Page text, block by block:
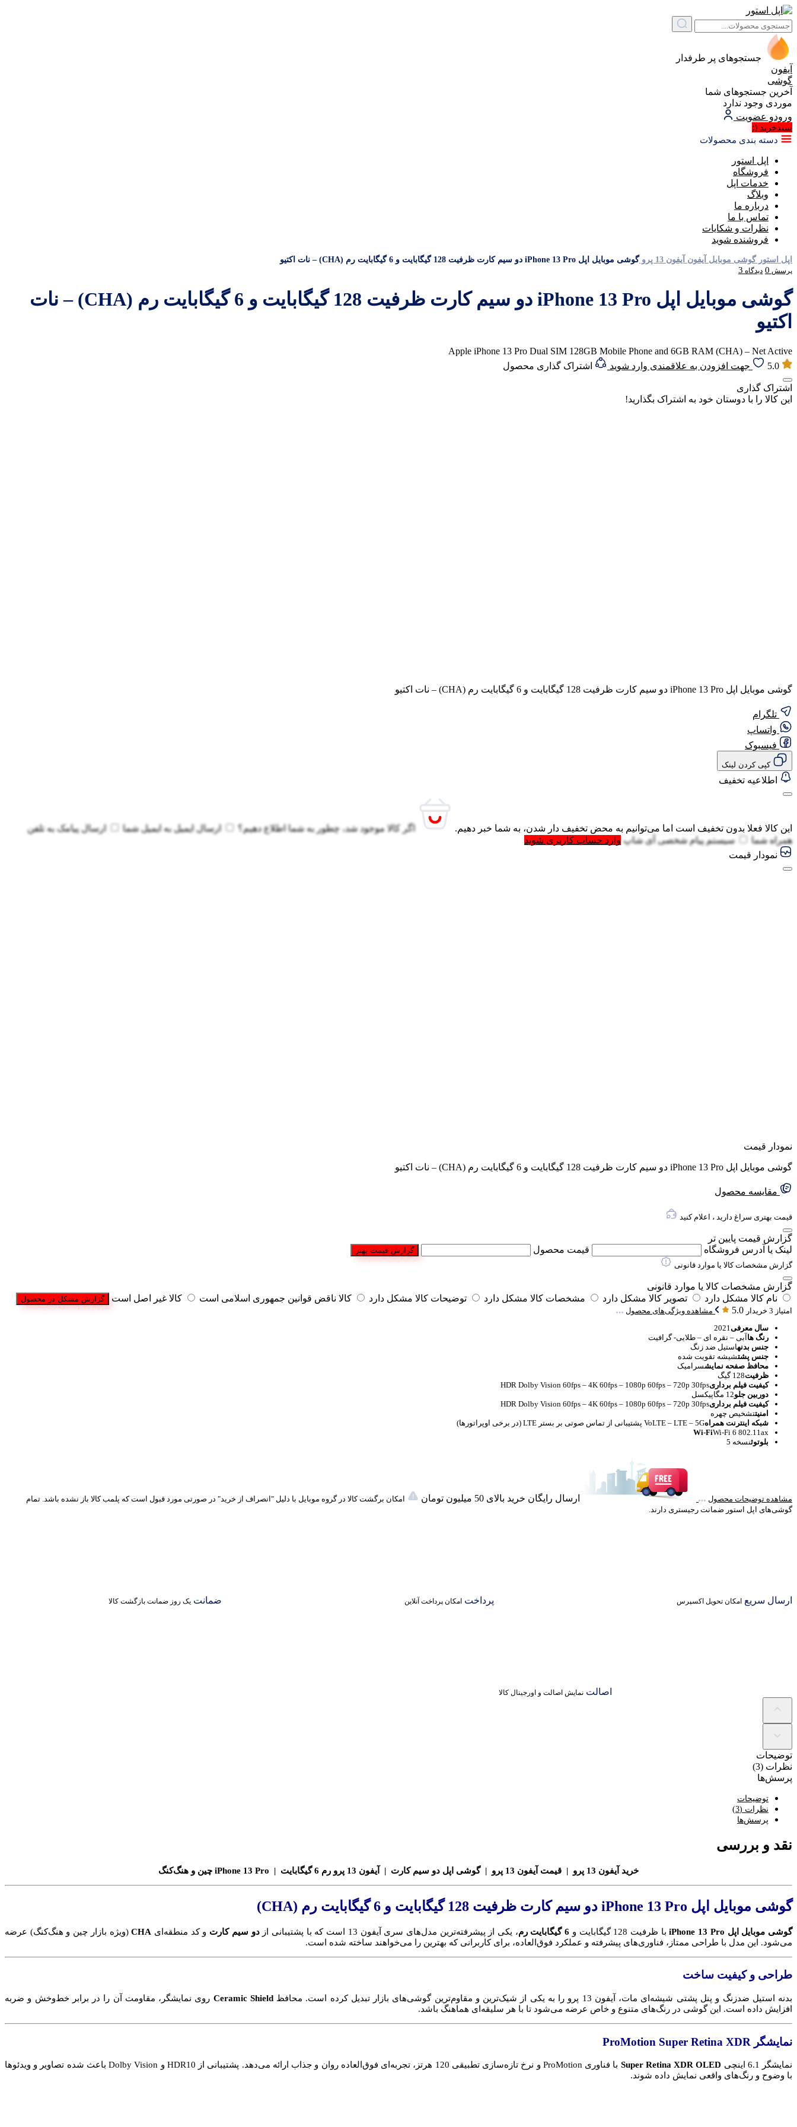
جستجوهای پر طرفدار
آیفون
گوشی
آخرین جستجوهای شما
موردی وجود ندارد
ورودو عضویت
سبد‌خرید (:
دسته بندی محصولات
اپل استور
فروشگاه
خدمات اپل
وبلاگ
درباره ما
تماس با ما
نظرات و شکایات
فروشنده شوید
اپل استور گوشی موبایل آیفون آیفون 13 پرو گوشی موبایل اپل iPhone 13 Pro دو سیم‌ کارت ظرفیت 128 گیگابایت و 6 گیگابایت رم (CHA) – نات اکتیو
پرسش 0 دیدگاه 3
گوشی موبایل اپل iPhone 13 Pro دو سیم‌ کارت ظرفیت 128 گیگابایت و 6 گیگابایت رم (CHA) – نات
اکتیو
Apple iPhone 13 Pro Dual SIM 128GB Mobile Phone and 6GB RAM (CHA) – Net Active
5.0
جهت افزودن به علاقمندی وارد شوید اشتراک گذاری محصول
اشتراک گذاری
این کالا را با دوستان خود به اشتراک بگذارید!
گوشی موبایل اپل iPhone 13 Pro دو سیم‌ کارت ظرفیت 128 گیگابایت و 6 گیگابایت رم (CHA) – نات اکتیو
تلگرام
واتساپ
فیسبوک
کپی کردن لینک
اطلاعیه تخفیف
این کالا فعلا بدون تخفیف است اما می‌توانیم به محض تخفیف دار شدن، به شما خبر دهیم. اگر کالا موجود شد، چطور به شما اطلاع دهیم؟ ارسال ایمیل به ایمیل شما ارسال پیامک به تلفن
همراه شما
سیستم پیام شخصی آی شاپ وارد حساب کاربری شوید
نمودار قیمت
نمودار قیمت
گوشی موبایل اپل iPhone 13 Pro دو سیم‌ کارت ظرفیت 128 گیگابایت و 6 گیگابایت رم (CHA) – نات اکتیو
مقایسه محصول
قیمت بهتری سراغ دارید ، اعلام کنید
گزارش قیمت پایین تر
لینک یا آدرس فروشگاه
قیمت محصول
گزارش قیمت بهتر
گزارش مشخصات کالا یا موارد قانونی
گزارش مشخصات کالا یا موارد قانونی
نام کالا مشکل دارد
تصویر کالا مشکل دارد مشخصات کالا مشکل دارد توضیحات کالا مشکل دارد کالا ناقض قوانین جمهوری اسلامی است کالا غیر اصل است
گزارش مشکل در محصول
امتیاز 3 خریدار
5.0
مشاهده ویژگی‌های محصول
سال معرفی 2021
رنگ‌ ها آبی – نقره ای – طلایی- گرافیت
جنس بدنهاستیل ضد زنگ
جنس پشتشیشه تقویت شده
محافظ صفحه نمایشسرامیک
ظرفیت128 گیگ
کیفیت فیلم برداریHDR Dolby Vision 60fps – 4K 60fps – 1080p 60fps – 720p 30fps
دوربین جلو12 مگاپیکسل
کیفیت فیلم برداریHDR Dolby Vision 60fps – 4K 60fps – 1080p 60fps – 720p 30fps
امنیتتشخیص چهره
شبکه اینترنت همراهVoLTE – LTE – 5G پشتیبانی از تماس صوتی بر بستر LTE (در برخی اوپراتورها)
Wi-FiWi‑Fi 6 802.11ax
بلوتوثنسخه 5
مشاهده توضیحات محصول ارسال رایگان خرید بالای 50 میلیون تومان
امکان برگشت کالا در گروه موبایل با دلیل "انصراف از خرید" در صورتی مورد قبول است که پلمب کالا باز نشده باشد. تمام
گوشی‌های اپل استور ضمانت رجیستری دارند.
ارسال سریع امکان تحویل اکسپرس پرداخت امکان پرداخت آنلاین ضمانت یک روز ضمانت بازگشت کالا
اصالت نمایش اصالت و اورجینال کالا
توضیحات
نظرات (3)
پرسش‌ها
توضیحات
نظرات (3)
پرسش‌ها
نقد و بررسی
خرید آیفون 13 پرو | قیمت آیفون 13 پرو | گوشی اپل دو سیم‌ کارت | آیفون 13 پرو رم 6 گیگابایت | iPhone 13 Pro چین و هنگ‌کنگ
گوشی موبایل اپل iPhone 13 Pro دو سیم‌ کارت ظرفیت 128 گیگابایت و 6 گیگابایت رم (CHA)
گوشی موبایل اپل iPhone 13 Pro با ظرفیت 128 گیگابایت و 6 گیگابایت رم ، یکی از پیشرفته‌ترین مدل‌های سری آیفون 13 است که با پشتیبانی از دو سیم‌ کارت و کد منطقه‌ای CHA(ویژه بازار چین و هنگ‌کنگ) عرضه
می‌شود. این مدل با طراحی ممتاز، فناوری‌های پیشرفته و عملکرد فوق‌العاده، برای کاربرانی که بهترین را می‌خواهند ساخته شده است.
طراحی و کیفیت ساخت
بدنه استیل ضدزنگ و پنل پشتی شیشه‌ای مات، آیفون 13 پرو را به یکی از شیک‌ترین و مقاوم‌ترین گوشی‌های بازار تبدیل کرده است. محافظ Ceramic Shield روی نمایشگر، مقاومت آن را در برابر خط‌وخش و ضربه
افزایش داده است. این گوشی در رنگ‌های متنوع و خاص عرضه می‌شود تا با هر سلیقه‌ای هماهنگ باشد.
نمایشگر ProMotion Super Retina XDR
نمایشگر 6.1 اینچی Super Retina XDR OLED
با فناوری ProMotion و نرخ تازه‌سازی تطبیقی 120 هرتز، تجربه‌ای فوق‌العاده روان و جذاب ارائه می‌دهد. پشتیبانی از HDR10 و Dolby Vision باعث شده تصاویر و ویدئوها
با وضوح و رنگ‌های واقعی نمایش داده شوند.